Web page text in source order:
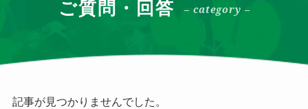
ご質問・回答 – category –
記事が見つかりませんでした。